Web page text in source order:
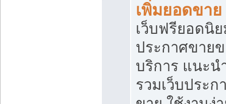
เพิ่มยอดขา
เว็บฟรียอดนิ
ประกาศขาย
บริการ แนะน
รวมเว็บประก